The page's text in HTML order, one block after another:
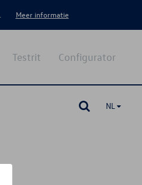
Meer informatie
Configurator
Testrit
NL